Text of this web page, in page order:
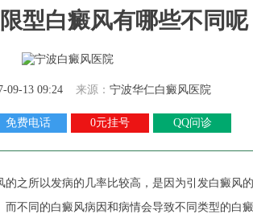
型白癜风有哪些不同呢
09-13 09:24 来源： 宁波华仁白癜风医院
免费电话 0元挂号 QQ问诊
之所以发病的几率比较高，是因为引发白癜风
不同的白癜风病因和病情会导致不同类型的白